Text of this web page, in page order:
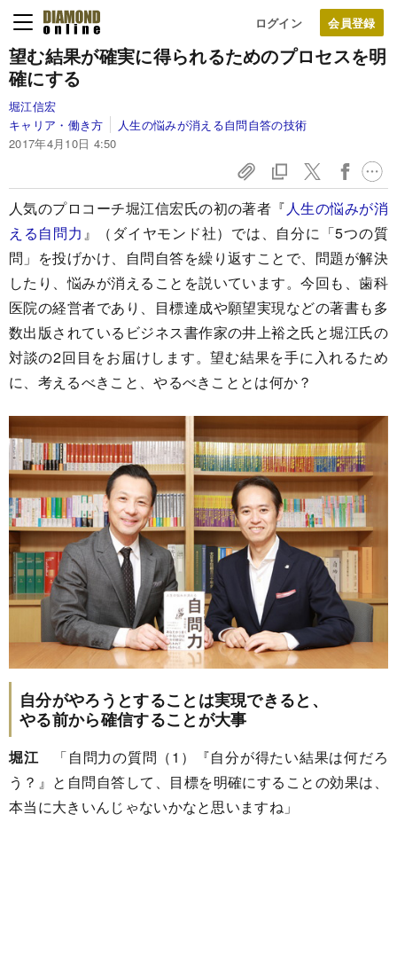
ログイン
望む結果が確実に得られるためのプロセスを明
確にする
堀江信宏
キャリア・働き方
人生の悩みが消える自問自答の技術
2017年4月10日 4:50
人気のプロコーチ堀江信宏氏の初の著者『人生の悩みが消
える自問力 』（ダイヤモンド社）では、自分に「5つの質
問」を投げかけ、自問自答を繰り返すことで、問題が解決
したり、悩みが消えることを説いています。今回も、歯科
医院の経営者であり、目標達成や願望実現などの著書も多
数出版されているビジネス書作家の井上裕之氏と堀江氏の
対談の2回目をお届けします。望む結果を手に入れるため
に、考えるべきこと、やるべきこととは何か？
自分がやろうとすることは実現できると、
やる前から確信することが大事
堀江「自問力の質問（1）『自分が得たい結果は何だろ
う？』と自問自答して、目標を明確にすることの効果は、
本当に大きいんじゃないかなと思いますね」